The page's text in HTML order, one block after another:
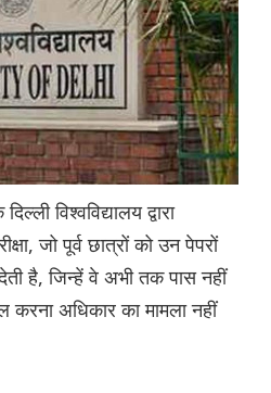
विश्वविद्यालय द्वारा
जो पूर्व छात्रों को उन पेपरों
है, जिन्हें वे अभी तक पास नहीं
करना अधिकार का मामला नहीं